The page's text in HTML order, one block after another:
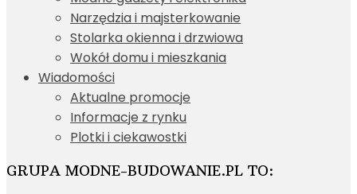
Narzędzia i majsterkowanie
Stolarka okienna i drzwiowa
Wokół domu i mieszkania
Wiadomości
Aktualne promocje
Informacje z rynku
Plotki i ciekawostki
GRUPA MODNE-BUDOWANIE.PL TO: